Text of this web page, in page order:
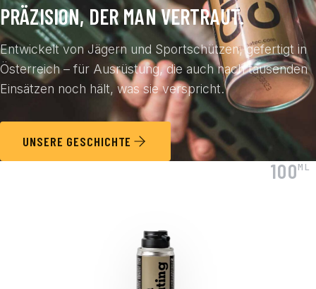
PRÄZISION, DER MAN VERTRAUT.
Entwickelt von Jägern und Sportschützen, gefertigt in
Österreich – für Ausrüstung, die auch nach tausenden
Einsätzen noch hält, was sie verspricht.
UNSERE GESCHICHTE
100ML